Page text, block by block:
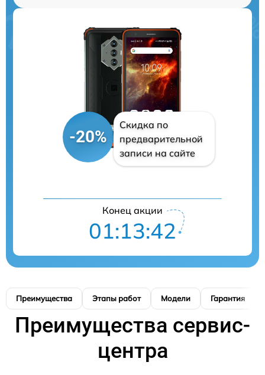
-20%
Скидка по
предварительной
записи на сайте
Конец акции
01:13:41
Преимущества Этапы работ Модели Гарантия
Преимущества сервис-
центра